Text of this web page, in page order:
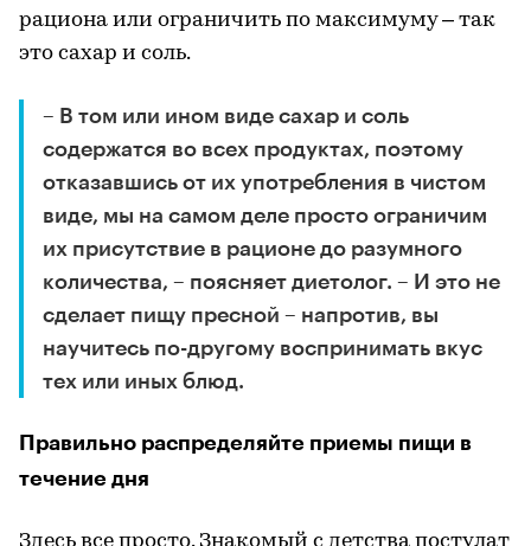
рациона или ограничить по максимуму – так
это сахар и соль.
– В том или ином виде сахар и соль
содержатся во всех продуктах, поэтому
отказавшись от их употребления в чистом
виде, мы на самом деле просто ограничим
их присутствие в рационе до разумного
количества, – поясняет диетолог. – И это не
сделает пищу пресной – напротив, вы
научитесь по-другому воспринимать вкус
тех или иных блюд.
Правильно распределяйте приемы пищи в
течение дня